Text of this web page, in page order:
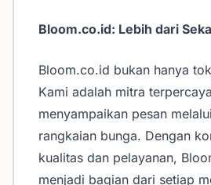
Bloom.co.id: Lebih dari
Bloom.co.id bukan hanya
Kami adalah mitra
menyampaikan pesan
rangkaian bunga. Dengan
kualitas dan pelayanan,
menjadi bagian dari setiap